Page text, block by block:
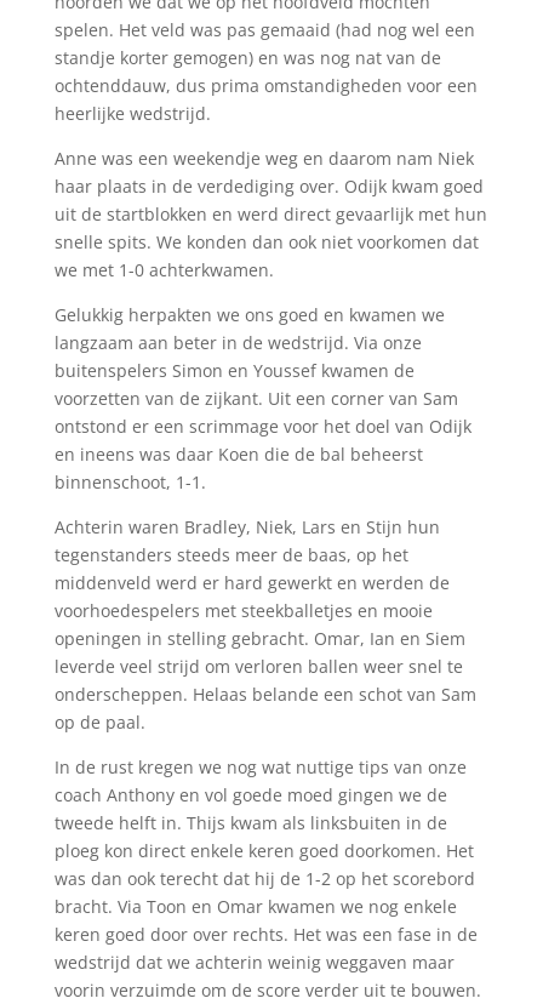
spelen. Het veld was pas gemaaid (had nog wel een
standje korter gemogen) en was nog nat van de
ochtenddauw, dus prima omstandigheden voor een
heerlijke wedstrijd.
Anne was een weekendje weg en daarom nam Niek
haar plaats in de verdediging over. Odijk kwam goed
uit de startblokken en werd direct gevaarlijk met hun
snelle spits. We konden dan ook niet voorkomen dat
we met 1-0 achterkwamen.
Gelukkig herpakten we ons goed en kwamen we
langzaam aan beter in de wedstrijd. Via onze
buitenspelers Simon en Youssef kwamen de
voorzetten van de zijkant. Uit een corner van Sam
ontstond er een scrimmage voor het doel van Odijk
en ineens was daar Koen die de bal beheerst
binnenschoot, 1-1.
Achterin waren Bradley, Niek, Lars en Stijn hun
tegenstanders steeds meer de baas, op het
middenveld werd er hard gewerkt en werden de
voorhoedespelers met steekballetjes en mooie
openingen in stelling gebracht. Omar, Ian en Siem
leverde veel strijd om verloren ballen weer snel te
onderscheppen. Helaas belande een schot van Sam
op de paal.
In de rust kregen we nog wat nuttige tips van onze
coach Anthony en vol goede moed gingen we de
tweede helft in. Thijs kwam als linksbuiten in de
ploeg kon direct enkele keren goed doorkomen. Het
was dan ook terecht dat hij de 1-2 op het scorebord
bracht. Via Toon en Omar kwamen we nog enkele
keren goed door over rechts. Het was een fase in de
wedstrijd dat we achterin weinig weggaven maar
voorin verzuimde om de score verder uit te bouwen.